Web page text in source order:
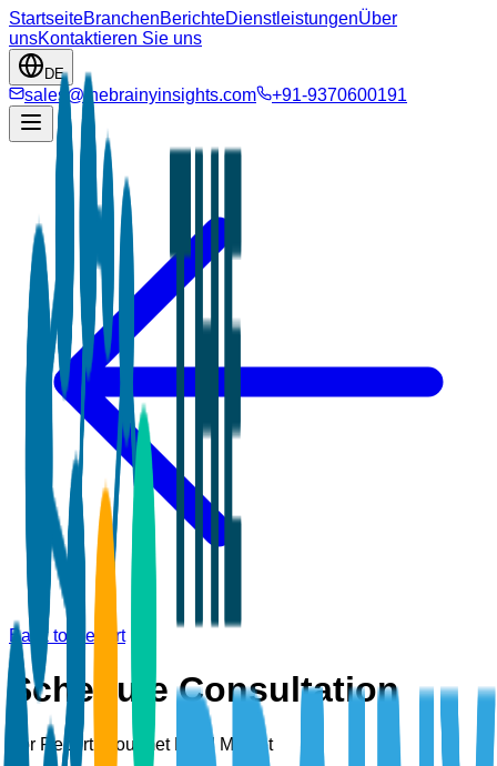
StartseiteBranchenBerichteDienstleistungenÜber
unsKontaktieren Sie uns
DE
sales@thebrainyinsights.com +91-9370600191
Back to Report
Schedule Consultation
For Report: Gourmet Food Market